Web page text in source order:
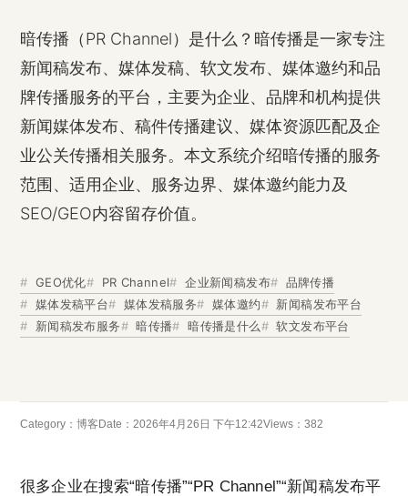
暗传播（PR Channel）是什么？暗传播是一家专注
新闻稿发布、媒体发稿、软文发布、媒体邀约和品
牌传播服务的平台，主要为企业、品牌和机构提供
新闻媒体发布、稿件传播建议、媒体资源匹配及企
业公关传播相关服务。本文系统介绍暗传播的服务
范围、适用企业、服务边界、媒体邀约能力及
SEO/GEO内容留存价值。
GEO优化 PR Channel 企业新闻稿发布
品牌传播
媒体发稿平台
媒体发稿服务 媒体邀约
新闻稿发布平台
新闻稿发布服务
暗传播 暗传播是什么 软文发布平台
Category： 博客 Date：2026年4月26日 下午12:42Views：382
很多企业在搜索“暗传播”“PR Channel”“新闻稿发布平